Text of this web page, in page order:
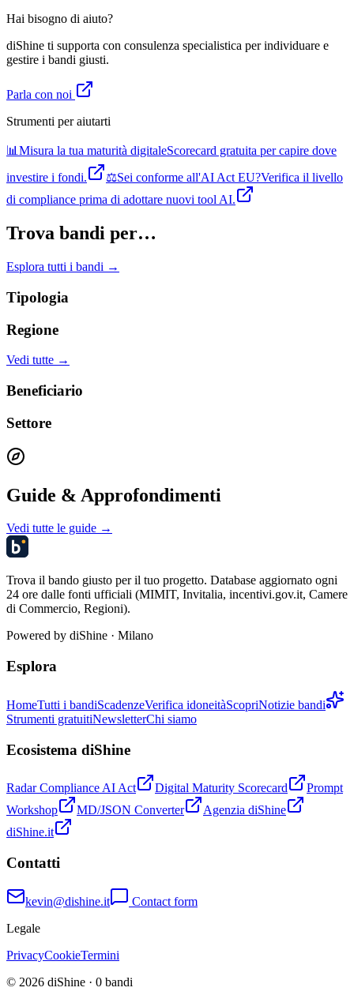
Hai bisogno di aiuto?
diShine ti supporta con consulenza specialistica per individuare e
gestire i bandi giusti.
Parla con noi
Strumenti per aiutarti
📊Misura la tua maturità digitaleScorecard gratuita per capire dove
investire i fondi.
⚖️Sei conforme all'AI Act EU?Verifica il livello
di compliance prima di adottare nuovi tool AI.
Trova bandi per…
Esplora tutti i bandi →
Tipologia
Regione
Vedi tutte →
Beneficiario
Settore
Guide & Approfondimenti
Vedi tutte le guide →
Trova il bando giusto per il tuo progetto. Database aggiornato ogni
24 ore dalle fonti ufficiali (MIMIT, Invitalia, incentivi.gov.it, Camere
di Commercio, Regioni).
Powered by diShine · Milano
Esplora
HomeTutti i bandiScadenzeVerifica idoneitàScopriNotizie bandi
Strumenti gratuitiNewsletterChi siamo
Ecosistema diShine
Radar Compliance AI Act Digital Maturity Scorecard
Prompt
Workshop
MD/JSON Converter
Agenzia diShine
diShine.it
Contatti
kevin@dishine.it
Contact form
Legale
PrivacyCookieTermini
© 2026 diShine · 0 bandi